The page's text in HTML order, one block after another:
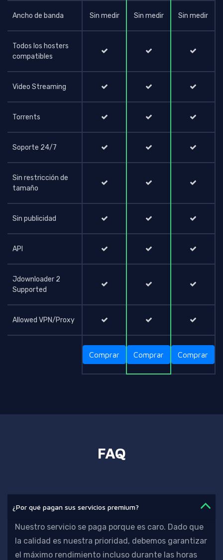
Ancho de banda Sin medir Sin medir Sin medir
Todos los hosters
compatibles
Video Streaming
Torrents
Soporte 24/7
Sin restricción de
tamaño
Sin publicidad
API
Jdownloader 2
Supported
Allowed VPN/Proxy
Comprar Comprar Comprar
FAQ
¿Por qué pagan sus servicios premium?
Nuestro servicio se paga porque es caro. Dado que
la calidad es nuestra prioridad, debemos garantizar
el máximo rendimiento incluso durante las horas